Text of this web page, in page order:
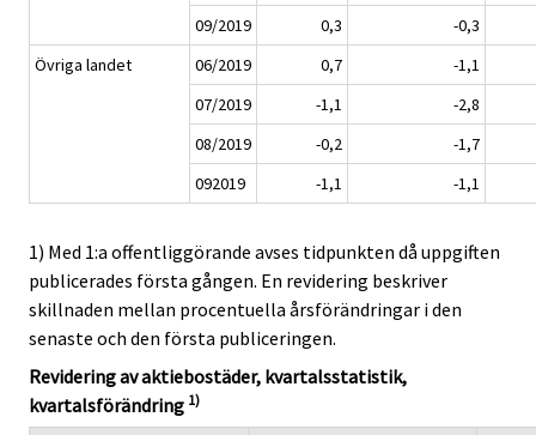
09/2019
0,3
-0,3
Övriga landet
06/2019 0,7
-1,1
07/2019
-1,1
-2,8
08/2019
-0,2
-1,7
092019
-1,1 -1,1
1) Med 1:a offentliggörande avses tidpunkten då uppgiften
publicerades första gången. En revidering beskriver
skillnaden mellan procentuella årsförändringar i den
senaste och den första publiceringen.
Revidering av aktiebostäder, kvartalsstatistik,
kvartalsförändring 1)